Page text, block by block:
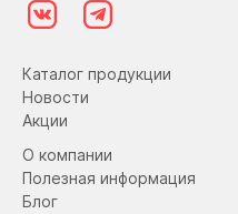
Каталог продукции
Новости
Акции
О компании
Полезная информация
Блог